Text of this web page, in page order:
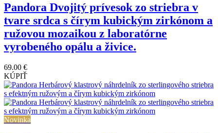
Pandora Dvojitý prívesok zo striebra v
tvare srdca s čírym kubickým zirkónom a
ružovou mozaikou z laboratórne
vyrobeného opálu a živice.
69.00 €
KÚPIŤ
Novinka